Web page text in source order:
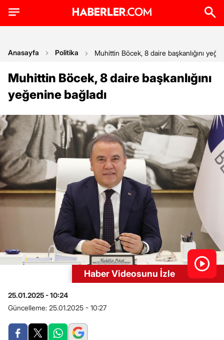
Anasayfa Politika Muhittin Böcek, 8 daire başkanlığını
Muhittin Böcek, 8 daire başkanlığını
yeğenine bağladı
Haber Videosunu İzle
25.01.2025 - 10:24
Güncelleme: 25.01.2025 - 10:27